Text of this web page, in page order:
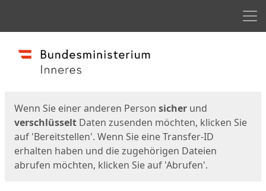
Start
Wenn Sie einer anderen Person sicher und
verschlüsselt Daten zusenden möchten, klicken Sie
auf 'Bereitstellen'. Wenn Sie eine Transfer-ID
erhalten haben und die zugehörigen Dateien
abrufen möchten, klicken Sie auf 'Abrufen'.